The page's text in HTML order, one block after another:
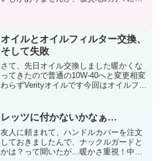
時に阪神大震災も経験し...
オイルとオイルフィルター交換、
そして失敗
さて、先日オイル交換しました暖かくな
ってきたので普通の10W-40へと変更相変
わらずVerityオイルです今回はオイルフィ
せで買ってあるKITACOのシーリン...
レッツに付かないかなぁ…
友人に頼まれて、ハンドルカバーを注文
しておきましたんで、ナックルガードと
かは？って聞いたが…暖かさ重視！中身